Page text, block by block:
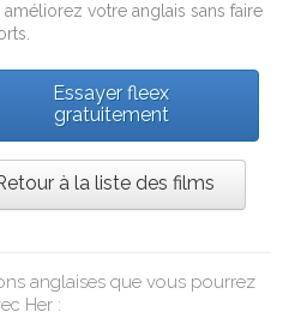
améliorez votre anglais sans faire
Essayer fleex
gratuitement
à la liste des films
anglaises que vous pourrez
Her :